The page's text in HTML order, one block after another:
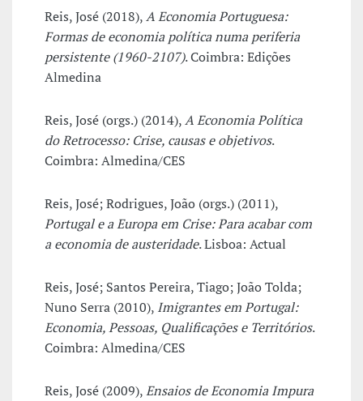
Reis, José (2018),A Economia Portuguesa:
Formas de economia política numa periferia
persistente (1960-2107). Coimbra: Edições
Almedina
Reis, José (orgs.) (2014),A Economia Política
do Retrocesso: Crise, causas e objetivos.
Coimbra: Almedina/CES
Reis, José; Rodrigues, João (orgs.) (2011),
Portugal e a Europa em Crise: Para acabar com
a economia de austeridade. Lisboa: Actual
Reis, José; Santos Pereira, Tiago; João Tolda;
Nuno Serra (2010), Imigrantes em Portugal:
Economia, Pessoas, Qualificações e Territórios.
Coimbra: Almedina/CES
Reis, José (2009),Ensaios de Economia Impura